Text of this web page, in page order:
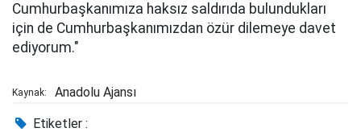
Cumhurbaşkanımıza haksız saldırıda bulundukları
için de Cumhurbaşkanımızdan özür dilemeye davet
ediyorum."
Kaynak: Anadolu Ajansı
Etiketler :